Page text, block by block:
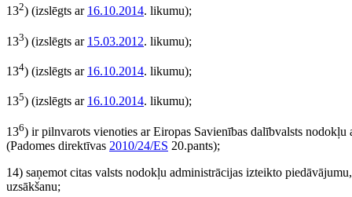
132) (izslēgts ar 16.10.2014. likumu);
133) (izslēgts ar 15.03.2012. likumu);
134) (izslēgts ar 16.10.2014. likumu);
135) (izslēgts ar 16.10.2014. likumu);
136) ir pilnvarots vienoties ar Eiropas Savienības dalībvalsts
(Padomes direktīvas 2010/24/ES 20.pants);
14) saņemot citas valsts nodokļu administrācijas izteikto
uzsākšanu;